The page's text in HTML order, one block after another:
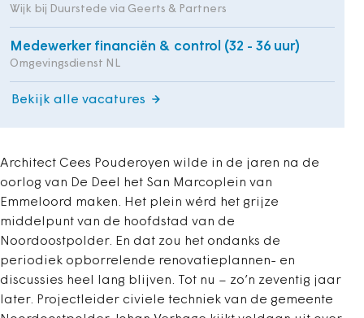
Wijk bij Duurstede via Geerts & Partners
Medewerker financiën & control (32 - 36 uur)
Omgevingsdienst NL
Bekijk alle vacatures
Architect Cees Pouderoyen wilde in de jaren na de
oorlog van De Deel het San Marcoplein van
Emmeloord maken. Het plein wérd het grijze
middelpunt van de hoofdstad van de
Noordoostpolder. En dat zou het ondanks de
periodiek opborrelende renovatieplannen- en
discussies heel lang blijven. Tot nu – zo’n zeventig jaar
later. Projectleider civiele techniek van de gemeente